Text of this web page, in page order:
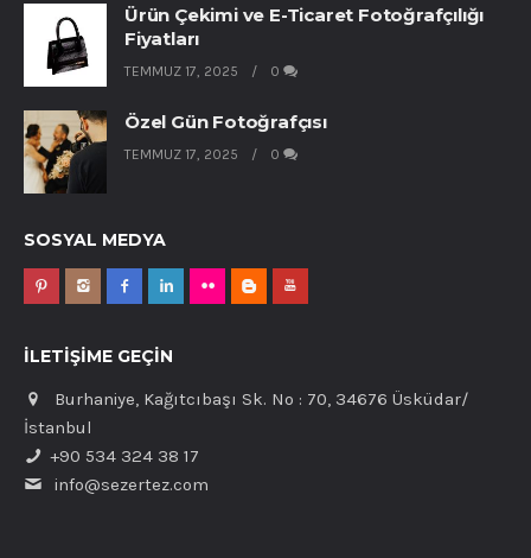
Ürün Çekimi ve E-Ticaret Fotoğrafçılığı
Fiyatları
TEMMUZ 17, 2025 0
Özel Gün Fotoğrafçısı
TEMMUZ 17, 2025 0
SOSYAL MEDYA
İLETIŞIME GEÇIN
Burhaniye, Kağıtcıbaşı Sk. No : 70, 34676 Üsküdar/
İstanbul
+90 534 324 38 17
info@sezertez.com